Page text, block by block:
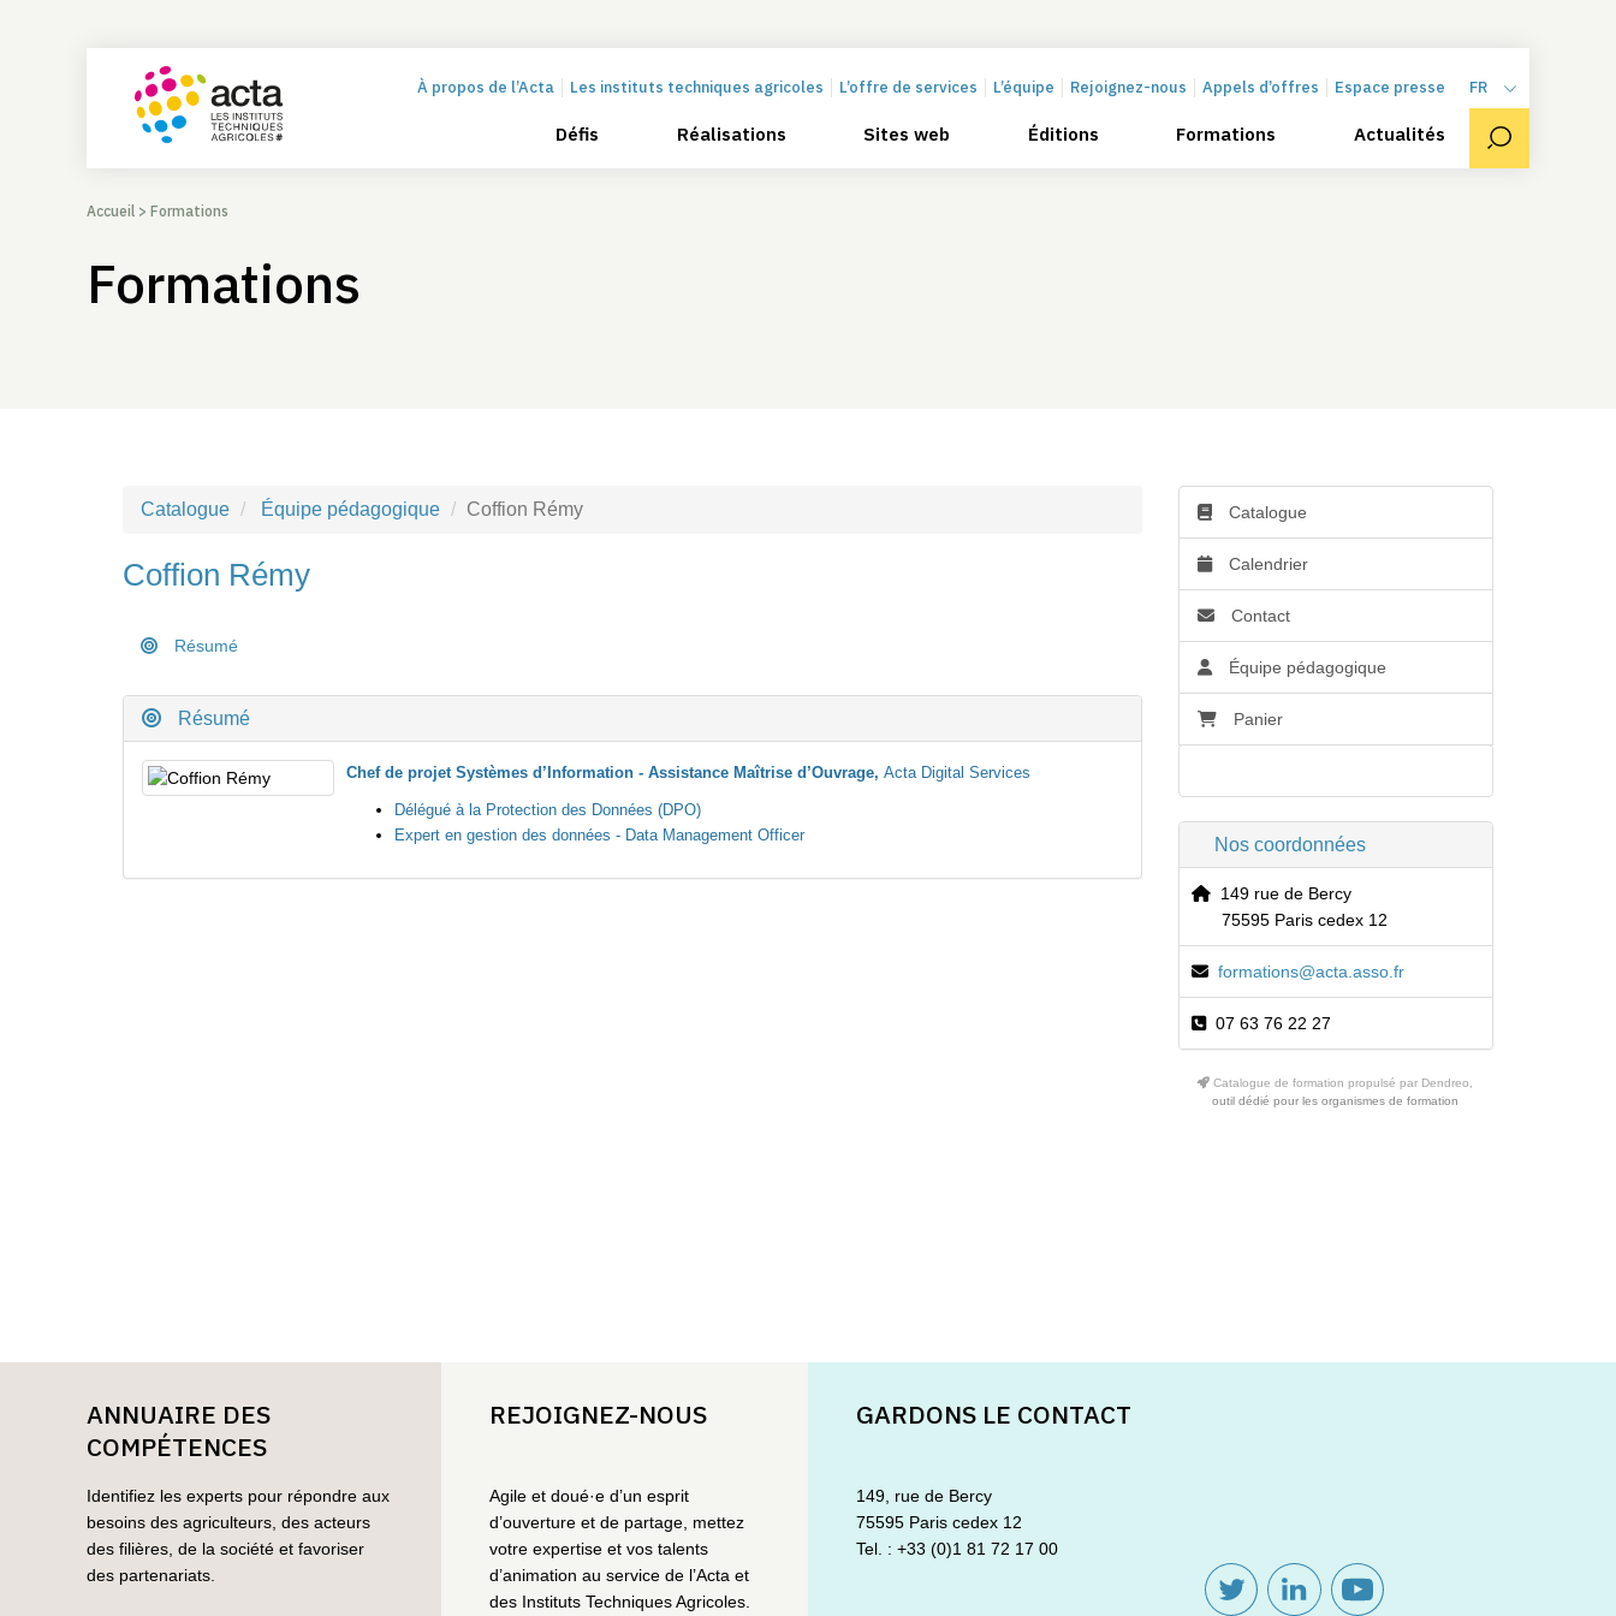
À propos de l’Acta Les instituts techniques agricoles L’offre de services L’équipe Rejoignez-nous Appels d’offres Espace presse
Défis Réalisations Sites web Éditions Formations Actualités
FR
Accueil > Formations
Formations
Catalogue Équipe pédagogique Coffion Rémy
Coffion Rémy
Résumé
Résumé
Chef de projet Systèmes d’Information - Assistance Maîtrise d’Ouvrage, Acta Digital Services
Délégué à la Protection des Données (DPO)
Expert en gestion des données - Data Management Officer
Catalogue
Calendrier
Contact
Équipe pédagogique
Panier
Nos coordonnées
149 rue de Bercy
75595 Paris cedex 12
formations@acta.asso.fr
07 63 76 22 27
Catalogue de formation propulsé par Dendreo,
outil dédié pour les organismes de formation
ANNUAIRE DES
COMPÉTENCES
Identifiez les experts pour répondre aux
besoins des agriculteurs, des acteurs
des filières, de la société et favoriser
des partenariats.
REJOIGNEZ-NOUS
Agile et doué·e d’un esprit
d’ouverture et de partage, mettez
votre expertise et vos talents
d’animation au service de l’Acta et
des Instituts Techniques Agricoles.
GARDONS LE CONTACT
149, rue de Bercy
75595 Paris cedex 12
Tel. : +33 (0)1 81 72 17 00